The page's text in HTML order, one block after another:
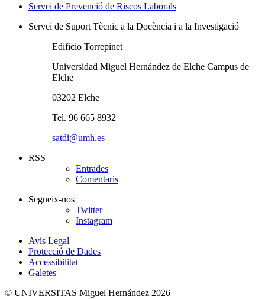
Servei de Prevenció de Riscos Laborals
Servei de Suport Tècnic a la Docència i a la Investigació
Edificio Torrepinet
Universidad Miguel Hernández de Elche Campus de
Elche
03202 Elche
Tel. 96 665 8932
satdi@umh.es
RSS
Entrades
Comentaris
Segueix-nos
Twitter
Instagram
Avís Legal
Protecció de Dades
Accessibilitat
Galetes
© UNIVERSITAS Miguel Hernández 2026